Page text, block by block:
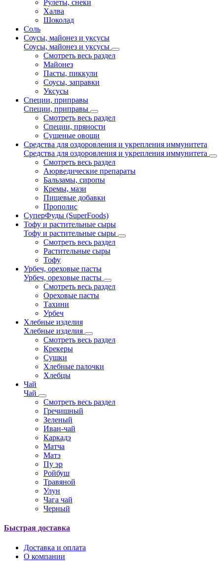
Рулеты, снеки
Халва
Шоколад
Соль
Соусы, майонез и уксусы
Соусы, майонез и уксусы
Смотреть весь раздел
Майонез
Пасты, пиккули
Соусы, заправки
Уксусы
Специи, приправы
Специи, приправы
Смотреть весь раздел
Специи, пряности
Сушеные овощи
Средства для оздоровления и укрепления иммунитета
Средства для оздоровления и укрепления иммунитета
Смотреть весь раздел
Аюрведические препараты
Бальзамы, сиропы
Кремы, мази
Пищевые добавки
Прополис
СуперФуды (SuperFoods)
Тофу и растительные сыры
Тофу и растительные сыры
Смотреть весь раздел
Растительные сыры
Тофу
Урбеч, ореховые пасты
Урбеч, ореховые пасты
Смотреть весь раздел
Ореховые пасты
Тахини
Урбеч
Хлебные изделия
Хлебные изделия
Смотреть весь раздел
Крекеры
Сушки
Хлебные палочки
Хлебцы
Чай
Чай
Смотреть весь раздел
Гречишный
Зеленый
Иван-чай
Каркадэ
Матча
Матэ
Пу эр
Ройбуш
Травяной
Улун
Чага чай
Черный
Быстрая доставка
Доставка и оплата
О компании